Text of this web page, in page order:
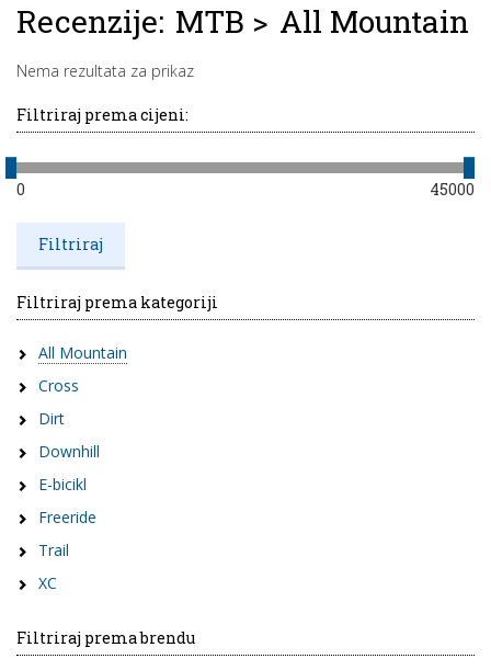
Recenzije: MTB > All Mountain
Nema rezultata za prikaz
Filtriraj prema cijeni:
0 45000
Filtriraj prema kategoriji
All Mountain
Cross
Dirt
Downhill
E-bicikl
Freeride
Trail
XC
Filtriraj prema brendu